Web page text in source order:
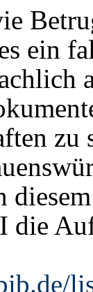
ein
zu
die